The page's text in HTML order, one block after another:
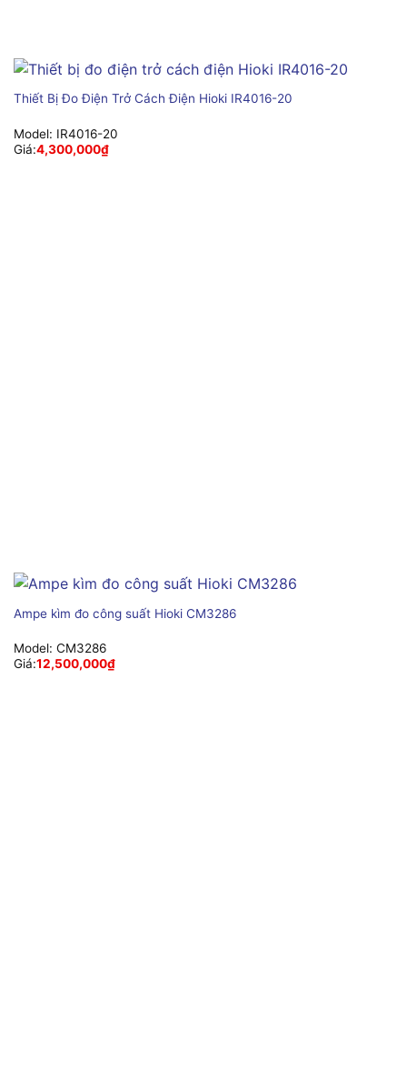
Thiết Bị Đo Điện Trở Cách Điện Hioki IR4016-20
Model: IR4016-20
Giá:4,300,000₫
Ampe kìm đo công suất Hioki CM3286
Model: CM3286
Giá:12,500,000₫